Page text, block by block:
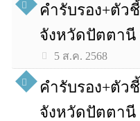
คำรับรอง+ตัว
จังหวัดปัตตานี
5 ส.ค. 2568
คำรับรอง+ตัว
จังหวัดปัตตานี